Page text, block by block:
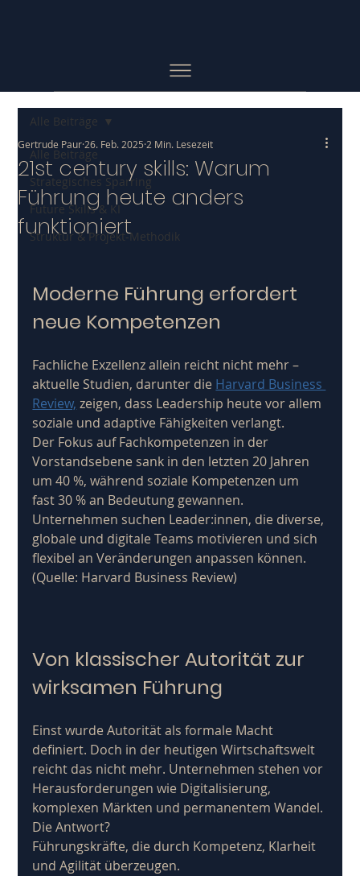
Alle Beiträge
Strategisches Sparring
Future Skills & KI
Struktur & Projekt-Methodik
Alle Beiträge
21st century skills: Warum
Führung heute anders
funktioniert
Gertrude Paur 26. Feb. 2025 2 Min. Lesezeit
Moderne Führung erfordert
neue Kompetenzen
Fachliche Exzellenz allein reicht nicht mehr –
aktuelle Studien, darunter die Harvard Business
Review, zeigen, dass Leadership heute vor allem
soziale und adaptive Fähigkeiten verlangt.
Der Fokus auf Fachkompetenzen in der
Vorstandsebene sank in den letzten 20 Jahren
um 40 %, während soziale Kompetenzen um
fast 30 % an Bedeutung gewannen.
Unternehmen suchen Leader:innen, die diverse,
globale und digitale Teams motivieren und sich
flexibel an Veränderungen anpassen können.
(Quelle: Harvard Business Review)
Von klassischer Autorität zur
wirksamen Führung
Einst wurde Autorität als formale Macht
definiert. Doch in der heutigen Wirtschaftswelt
reicht das nicht mehr. Unternehmen stehen vor
Herausforderungen wie Digitalisierung,
komplexen Märkten und permanentem Wandel.
Die Antwort?
Führungskräfte, die durch Kompetenz, Klarheit
und Agilität überzeugen.